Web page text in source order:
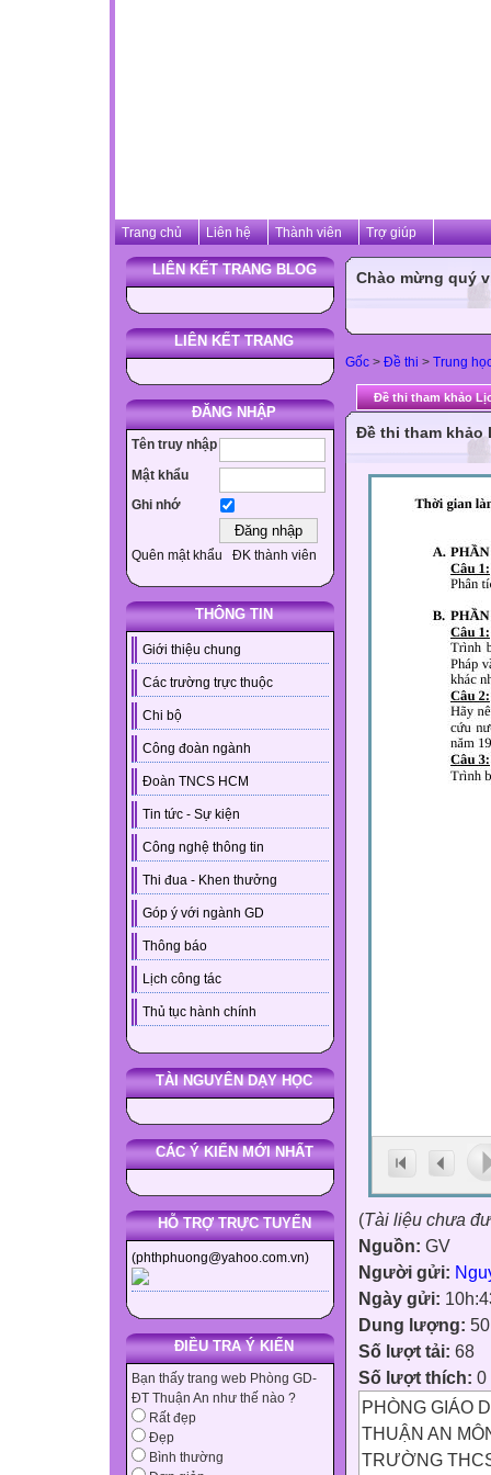
Trang chủ Liên hệ Thành viên Trợ giúp
LIÊN KẾT TRANG BLOG
LIÊN KẾT TRANG
ĐĂNG NHẬP
Tên truy nhập
Mật khẩu
Ghi nhớ
Quên mật khẩu ĐK thành viên
THÔNG TIN
Giới thiệu chung
Các trường trực thuộc
Chi bộ
Công đoàn ngành
Đoàn TNCS HCM
Tin tức - Sự kiện
Công nghệ thông tin
Thi đua - Khen thưởng
Góp ý với ngành GD
Thông báo
Lịch công tác
Thủ tục hành chính
TÀI NGUYÊN DẠY HỌC
CÁC Ý KIẾN MỚI NHẤT
HỖ TRỢ TRỰC TUYẾN
(phthphuong@yahoo.com.vn)
ĐIỀU TRA Ý KIẾN
Bạn thấy trang web Phòng GD-
ĐT Thuận An như thế nào ?
Rất đẹp
Đẹp
Bình thường
Chào mừng quý
Gốc > Đề thi > Trung
Đề thi tham khảo
Đề thi tham khảo
(Tài liệu chưa
Nguồn: GV
Người gửi:
Ngày gửi:
Dung lượng:
Số lượt tải: 68
Số lượt thích: 0
PHÒNG GIÁO
THUẬN AN
TRƯỜNG